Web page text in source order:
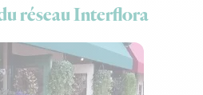
réseau Interflora